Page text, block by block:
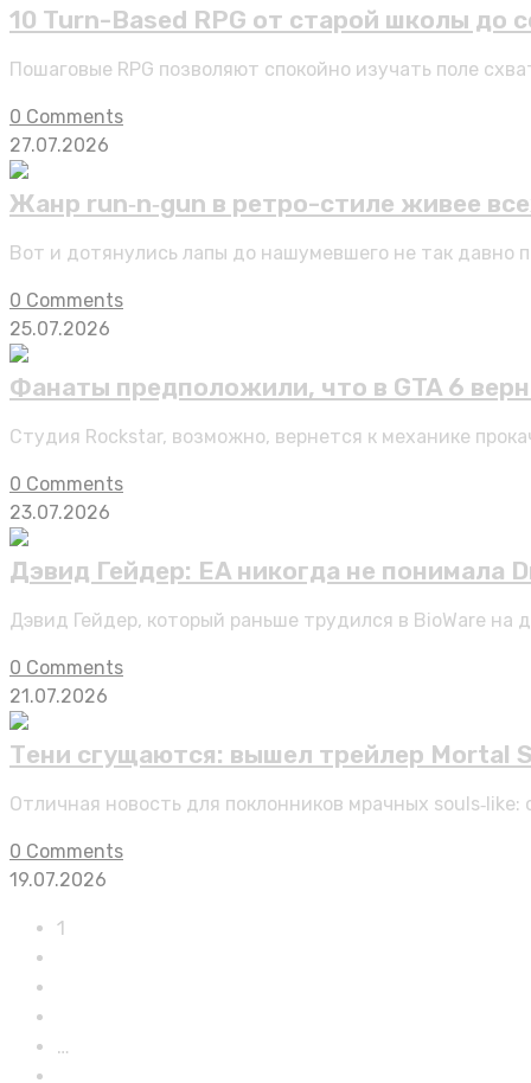
10 Turn-Based RPG от старой школы до
Пошаговые RPG позволяют спокойно изучать поле
0 Comments
27.07.2026
Жанр run‑n‑gun в ретро-стиле живее
Вот и дотянулись лапы до нашумевшего не так давно
0 Comments
25.07.2026
Фанаты предположили, что в GTA 6
Студия Rockstar, возможно, вернется к механике
0 Comments
23.07.2026
Дэвид Гейдер: EA никогда не понимала
Дэвид Гейдер, который раньше трудился в BioWare на
0 Comments
21.07.2026
Тени сгущаются: вышел трейлер Mortal
Отличная новость для поклонников мрачных
0 Comments
19.07.2026
1
…